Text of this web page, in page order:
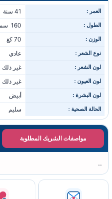
العمر : 41 سنة
الطول : 160 سم
الوزن : 70 كغ
نوع الشعر : عادي
لون الشعر : غير ذلك
لون العيون : غير ذلك
لون البشرة : أبيض
الحالة الصحية : سليم
مواصفات الشريك المطلوبة
..